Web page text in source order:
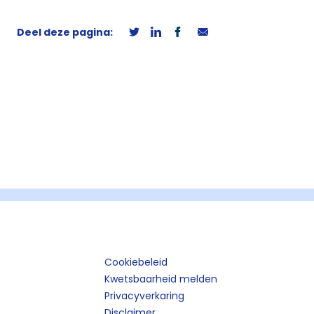
Deel deze pagina:
Cookiebeleid
Kwetsbaarheid melden
Privacyverkaring